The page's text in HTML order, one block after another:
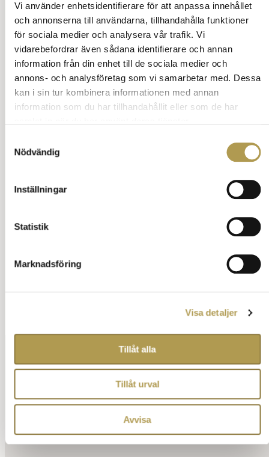
Vi använder enhetsidentifierare för att anpassa innehållet
och annonserna till användarna, tillhandahålla funktioner
för sociala medier och analysera vår trafik. Vi
vidarebefordrar även sådana identifierare och annan
information från din enhet till de sociala medier och
annons- och analysföretag som vi samarbetar med. Dessa
kan i sin tur kombinera informationen med annan
information som du har tillhandahållit eller som de har
Nödvändig
Inställningar
Statistik
Marknadsföring
Visa detaljer
Tillåt alla
Tillåt urval
Avvisa
Annons: